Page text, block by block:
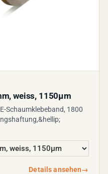
weiss, 1150µm
Schaumklebeband, 1800
Details ansehen→